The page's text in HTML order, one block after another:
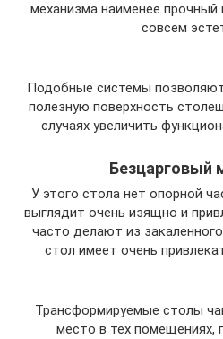
механизма наименее
совсем
Подобные системы
полезную поверхность
случаях увеличить
Безцарговый
У этого стола нет опорной
выглядит очень изящно и
часто делают из
стол имеет очень
Трансформируемые столы
место в тех помещениях,